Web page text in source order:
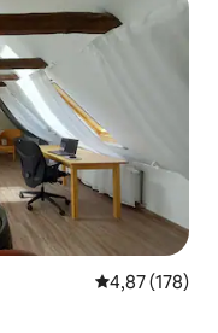
4,87 av 5 i
4,87 (178)